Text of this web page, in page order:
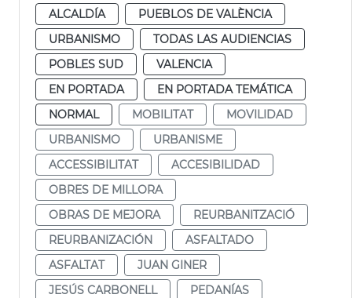
ALCALDÍA
PUEBLOS DE VALÈNCIA
URBANISMO
TODAS LAS AUDIENCIAS
POBLES SUD
VALENCIA
EN PORTADA
EN PORTADA TEMÁTICA
NORMAL
MOBILITAT
MOVILIDAD
URBANISMO
URBANISME
ACCESSIBILITAT
ACCESIBILIDAD
OBRES DE MILLORA
OBRAS DE MEJORA
REURBANITZACIÓ
REURBANIZACIÓN
ASFALTADO
ASFALTAT
JUAN GINER
JESÚS CARBONELL
PEDANÍAS